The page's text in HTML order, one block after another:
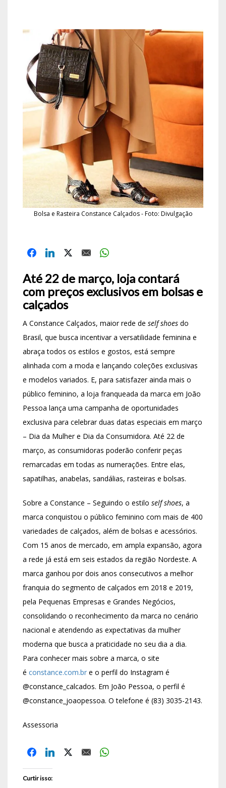
Bolsa e Rasteira Constance Calçados - Foto: Divulgação
Até 22 de março, loja contará
com preços exclusivos em bolsas e
calçados
A Constance Calçados, maior rede de self shoes do
Brasil, que busca incentivar a versatilidade feminina e
abraça todos os estilos e gostos, está sempre
alinhada com a moda e lançando coleções exclusivas
e modelos variados. E, para satisfazer ainda mais o
público feminino, a loja franqueada da marca em João
Pessoa lança uma campanha de oportunidades
exclusiva para celebrar duas datas especiais em março
– Dia da Mulher e Dia da Consumidora. Até 22 de
março, as consumidoras poderão conferir peças
remarcadas em todas as numerações. Entre elas,
sapatilhas, anabelas, sandálias, rasteiras e bolsas.
Sobre a Constance – Seguindo o estilo self shoes, a
marca conquistou o público feminino com mais de 400
variedades de calçados, além de bolsas e acessórios.
Com 15 anos de mercado, em ampla expansão, agora
a rede já está em seis estados da região Nordeste. A
marca ganhou por dois anos consecutivos a melhor
franquia do segmento de calçados em 2018 e 2019,
pela Pequenas Empresas e Grandes Negócios,
consolidando o reconhecimento da marca no cenário
nacional e atendendo as expectativas da mulher
moderna que busca a praticidade no seu dia a dia.
Para conhecer mais sobre a marca, o site
é constance.com.br e o perfil do Instagram é
@constance_calcados. Em João Pessoa, o perfil é
@constance_joaopessoa. O telefone é (83) 3035-2143.
Assessoria
Curtir isso: